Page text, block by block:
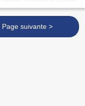
Page suivante >